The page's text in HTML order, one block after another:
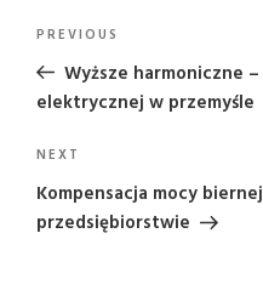
Nawigacja
wpisu
Previous
Post
PREVIOUS
Wyższe harmoniczne
elektrycznej w przemyśle
Next
Post
NEXT
Kompensacja mocy
przedsiębiorstwie